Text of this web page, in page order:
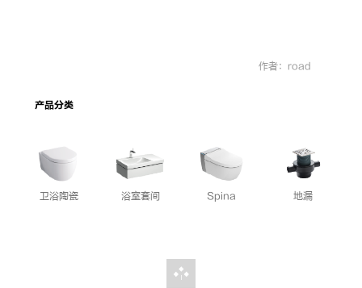
作者：road
产品分类
卫浴陶瓷 浴室套间 Spina 地漏